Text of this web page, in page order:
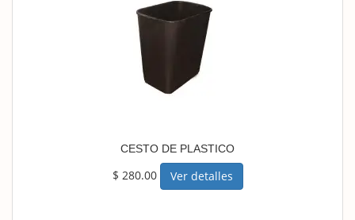
CESTO DE PLASTICO
$ 280.00 Ver detalles